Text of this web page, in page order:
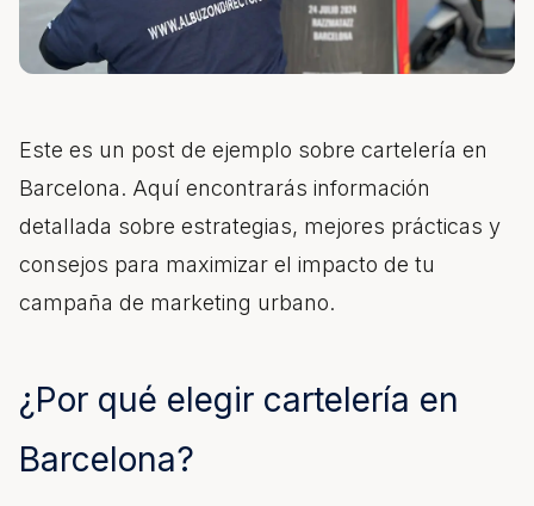
Este es un post de ejemplo sobre cartelería en
Barcelona. Aquí encontrarás información
detallada sobre estrategias, mejores prácticas y
consejos para maximizar el impacto de tu
campaña de marketing urbano.
¿Por qué elegir cartelería en
Barcelona?